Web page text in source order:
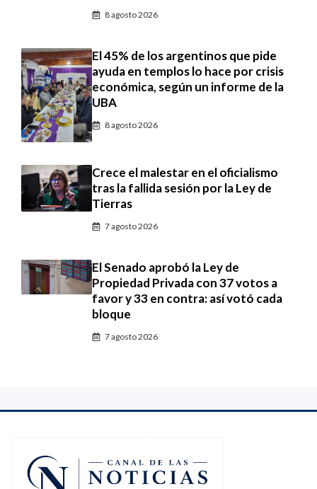
8 agosto 2026
El 45% de los argentinos que pide
ayuda en templos lo hace por crisis
económica, según un informe de la
UBA
8 agosto 2026
Crece el malestar en el oficialismo
tras la fallida sesión por la Ley de
Tierras
7 agosto 2026
El Senado aprobó la Ley de
Propiedad Privada con 37 votos a
favor y 33 en contra: así votó cada
bloque
7 agosto 2026